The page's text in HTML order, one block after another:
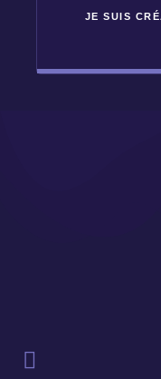
JE SUIS